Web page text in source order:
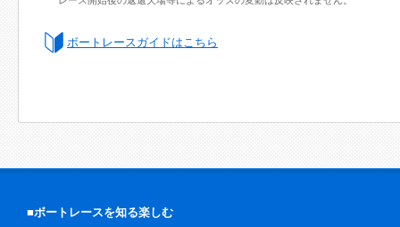
ボートレースガイドはこちら
■ボートレースを知る楽しむ